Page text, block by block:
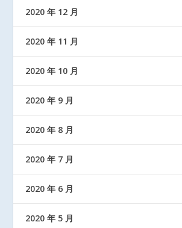
2020 年 12 月
2020 年 11 月
2020 年 10 月
2020 年 9 月
2020 年 8 月
2020 年 7 月
2020 年 6 月
2020 年 5 月